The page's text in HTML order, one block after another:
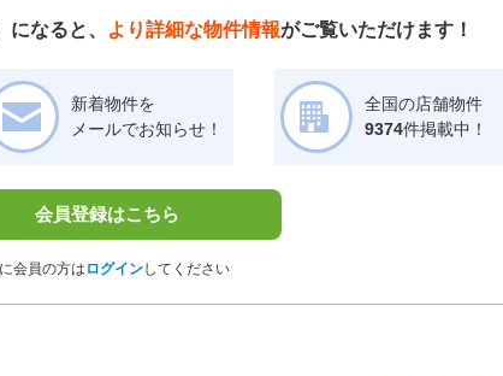
なると、 より詳細な物件情報がご覧いただけます！
新着物件を
メールでお知らせ！
全国の店舗物件
9374件掲載中！
会員登録はこちら
会員の方は ログインしてください